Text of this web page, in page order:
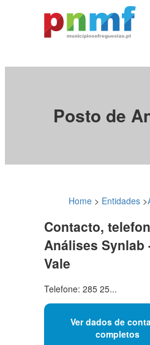
Posto de
Home > Entidades >
Contacto,
Análises Synlab
Vale
Telefone: 285 25...
Ver dados de
completos